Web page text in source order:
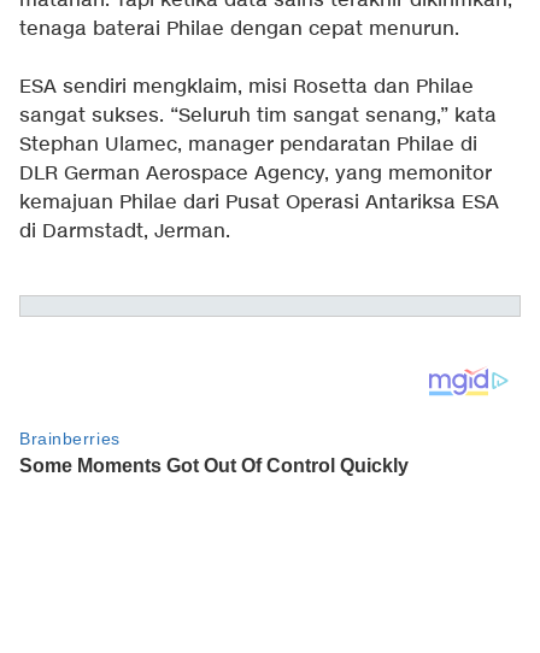
tenaga baterai Philae dengan cepat menurun.
ESA sendiri mengklaim, misi Rosetta dan Philae
sangat sukses. “Seluruh tim sangat senang,” kata
Stephan Ulamec, manager pendaratan Philae di
DLR German Aerospace Agency, yang memonitor
kemajuan Philae dari Pusat Operasi Antariksa ESA
di Darmstadt, Jerman.